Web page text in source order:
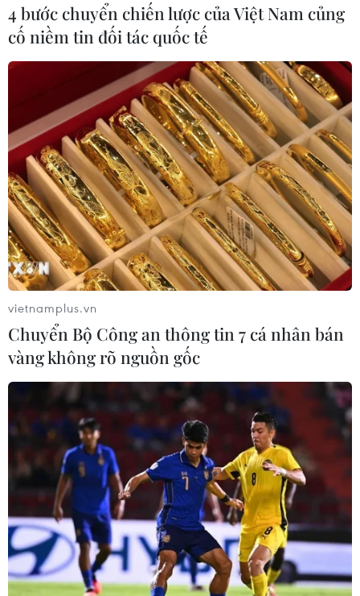
4 bước chuyển chiến lược của Việt Nam củng
cố niềm tin đối tác quốc tế
vietnamplus.vn
Chuyển Bộ Công an thông tin 7 cá nhân bán
vàng không rõ nguồn gốc